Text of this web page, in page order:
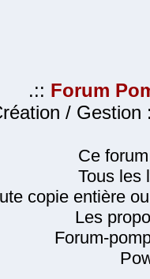
.:: Forum
/ Gestion :
Ce
Tous les
copie entière
Les
Forum-